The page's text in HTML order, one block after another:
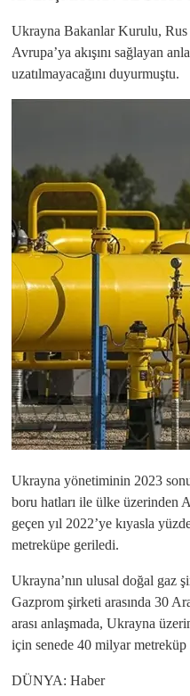
Ukrayna Bakanlar Kurulu, Rus
Avrupa’ya akışını sağlayan
uzatılmayacağını duyurmuştu.
Ukrayna yönetiminin 2023
boru hatları ile ülke üzerinden
geçen yıl 2022’ye kıyasla
metreküpe geriledi.
Ukrayna’nın ulusal doğal gaz
Gazprom şirketi arasında 30
arası anlaşmada, Ukrayna
için senede 40 milyar
DÜNYA: Haber